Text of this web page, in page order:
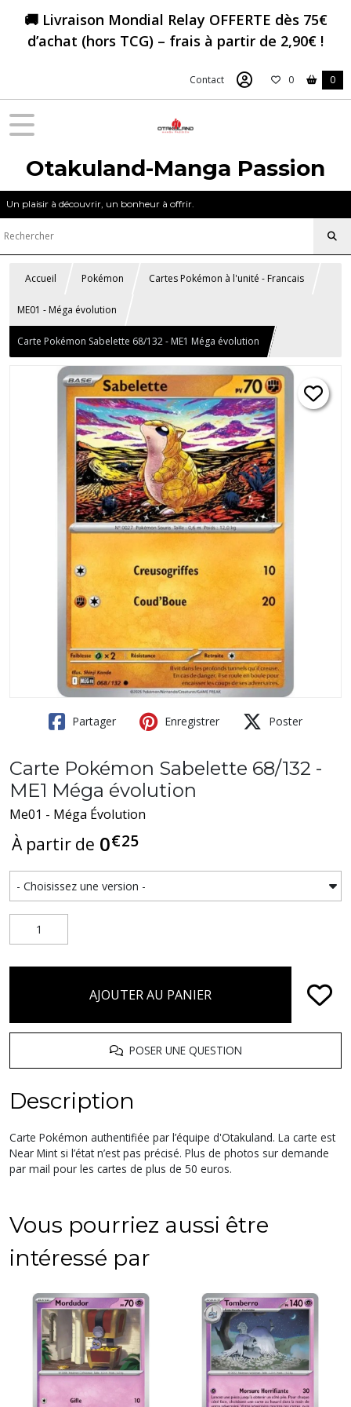
🚚 Livraison Mondial Relay OFFERTE dès 75€
d’achat (hors TCG) – frais à partir de 2,90€ !
Contact 0 0
Otakuland-Manga Passion
Un plaisir à découvrir, un bonheur à offrir.
Accueil Pokémon Cartes Pokémon à l'unité - Francais
ME01 - Méga évolution
Carte Pokémon Sabelette 68/132 - ME1 Méga évolution
Partager Enregistrer Poster
Carte Pokémon Sabelette 68/132 -
ME1 Méga évolution
Me01 - Méga Évolution
À partir de 0€25
AJOUTER AU PANIER
POSER UNE QUESTION
Description
Carte Pokémon authentifiée par l’équipe d'Otakuland. La carte est
Near Mint si l’état n’est pas précisé. Plus de photos sur demande
par mail pour les cartes de plus de 50 euros.
Vous pourriez aussi être
intéressé par